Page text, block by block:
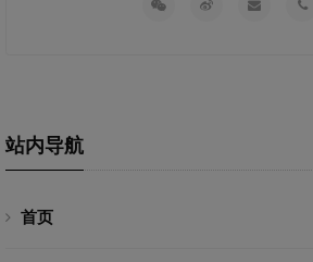
站内导航
首页